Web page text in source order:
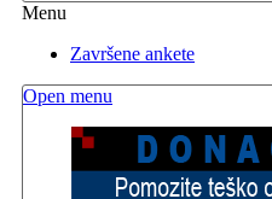
Menu
Završene ankete
Open menu